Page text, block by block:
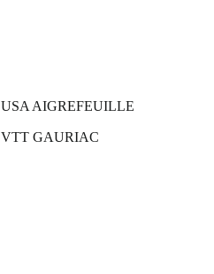
USA AIGREFEUILLE
VTT GAURIAC